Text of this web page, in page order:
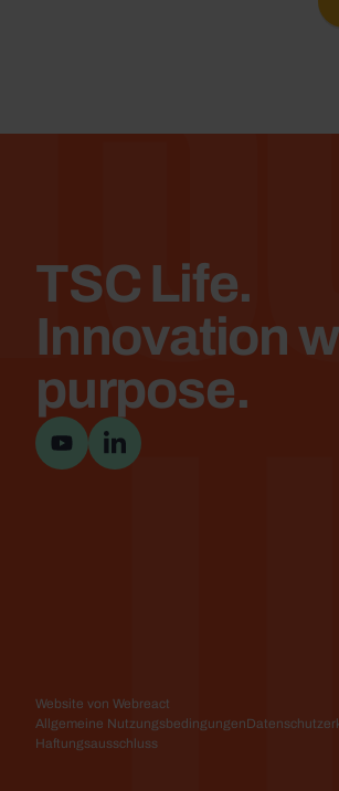
TSC Life.
Innovation
purpose.
YouTube-Kanal besuchen
Besuchen Sie die LinkedIn-
Website von Webreact
Allgemeine Nutzungsbedingungen
Haftungsausschluss